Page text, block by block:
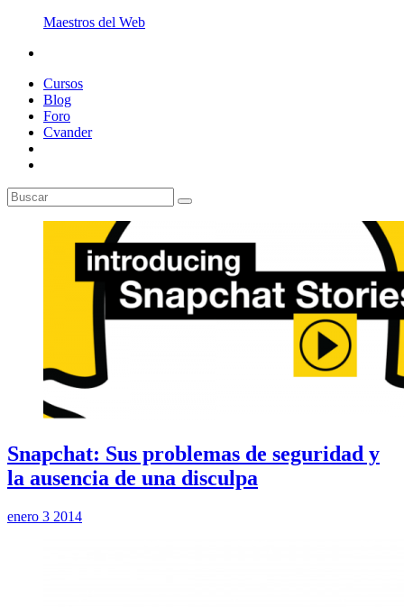
Maestros del Web
Cursos
Blog
Foro
Cvander
Snapchat: Sus problemas de seguridad y
la ausencia de una disculpa
enero 3 2014